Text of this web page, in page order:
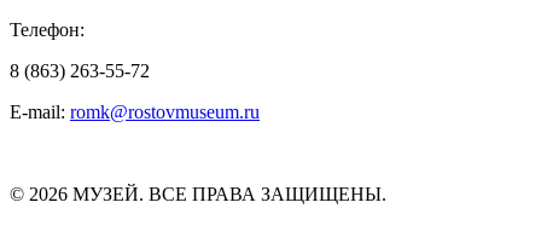
Телефон:
8 (863) 263-55-72
E-mail: romk@rostovmuseum.ru
© 2026 МУЗЕЙ. ВСЕ ПРАВА ЗАЩИЩЕНЫ.